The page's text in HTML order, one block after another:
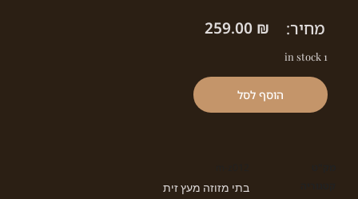
מחיר:
259.00 ₪
1 in stock
הוסף לסל
בתי מזוזה מעץ זית